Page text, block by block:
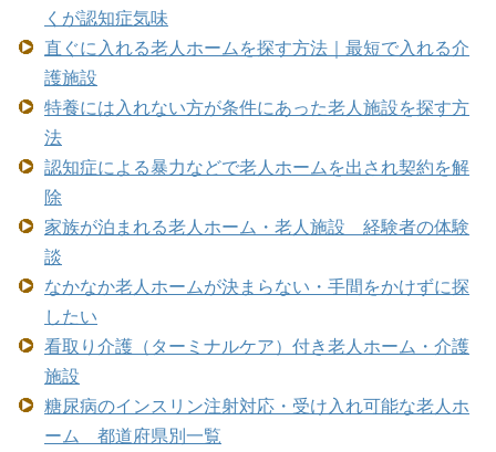
くが認知症気味
直ぐに入れる老人ホームを探す方法｜最短で入れる介
護施設
特養には入れない方が条件にあった老人施設を探す方
法
認知症による暴力などで老人ホームを出され契約を解
除
家族が泊まれる老人ホーム・老人施設 経験者の体験
談
なかなか老人ホームが決まらない・手間をかけずに探
したい
看取り介護（ターミナルケア）付き老人ホーム・介護
施設
糖尿病のインスリン注射対応・受け入れ可能な老人ホ
ーム 都道府県別一覧